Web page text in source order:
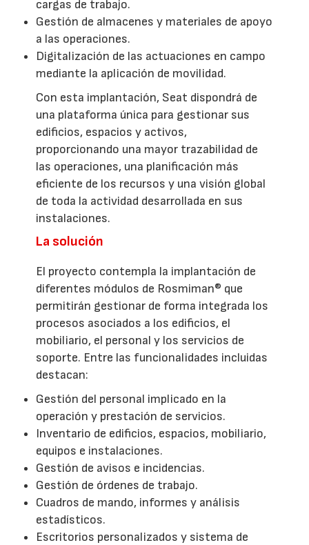
cargas de trabajo.
Gestión de almacenes y materiales de apoyo
a las operaciones.
Digitalización de las actuaciones en campo
mediante la aplicación de movilidad.
Con esta implantación, Seat dispondrá de
una plataforma única para gestionar sus
edificios, espacios y activos,
proporcionando una mayor trazabilidad de
las operaciones, una planificación más
eficiente de los recursos y una visión global
de toda la actividad desarrollada en sus
instalaciones.
La solución
El proyecto contempla la implantación de
diferentes módulos de Rosmiman® que
permitirán gestionar de forma integrada los
procesos asociados a los edificios, el
mobiliario, el personal y los servicios de
soporte. Entre las funcionalidades incluidas
destacan:
Gestión del personal implicado en la
operación y prestación de servicios.
Inventario de edificios, espacios, mobiliario,
equipos e instalaciones.
Gestión de avisos e incidencias.
Gestión de órdenes de trabajo.
Cuadros de mando, informes y análisis
estadísticos.
Escritorios personalizados y sistema de